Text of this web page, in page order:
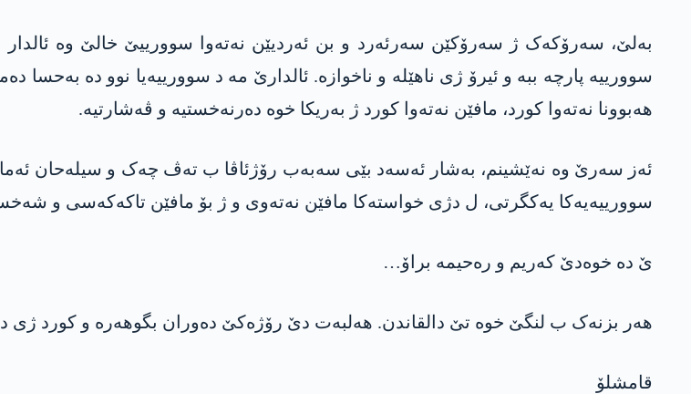
بەلێ، سەرۆکەک ژ سەرۆکێن سەرئەرد و بن ئەردیێن نەتەوا سوورییێ خالێ وە ئالدار
سوورییە پارچە ببە و ئیرۆ ژی ناھێلە و ناخوازە. ئالدارێ مە د سوورییەیا نوو دە
ھەبوونا نەتەوا کورد، مافێن نەتەوا کورد ژ بەریکا خوە دەرنەخستیە و ڤەشارتیە.
ئەز سەرێ وە نەێشینم، بەشار ئەسەد بێی سەبەب رۆژئاڤا ب تەڤ چەک و سیلەحان
سوورییەیەکا یەکگرتی، ل دژی خواستەکا مافێن نەتەوی و ژ بۆ مافێن تاکەکەسی و
ێ دە خوەدێ کەریم و رەحیمە براۆ…
ھەر بزنەک ب لنگێ خوە تێ دالقاندن. ھەلبەت دێ رۆژەکێ دەوران بگوھەرە و کورد ژی
قامشلۆ